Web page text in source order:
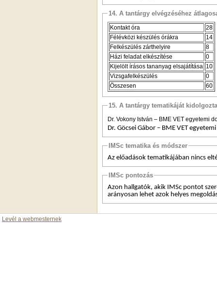
14. A tantárgy elvégzéséhez
Kontakt óra
28
Félévközi készülés órákra
14
Felkészülés zárthelyire
8
Házi feladat elkészítése
0
Kijelölt írásos tananyag elsajátítása 10
Vizsgafelkészülés
0
Összesen
60
15. A tantárgy tematikáját kidolgozta
Dr. Vokony István – BME VET egyetemi
Dr. Göcsei Gábor – BME VET
IMSc tematika és módszer
Az előadások tematikájában nincs
IMSc pontozás
Azon hallgatók, akik IMSc pontot
arányosan lehet azok helyes
Levél a webmesternek